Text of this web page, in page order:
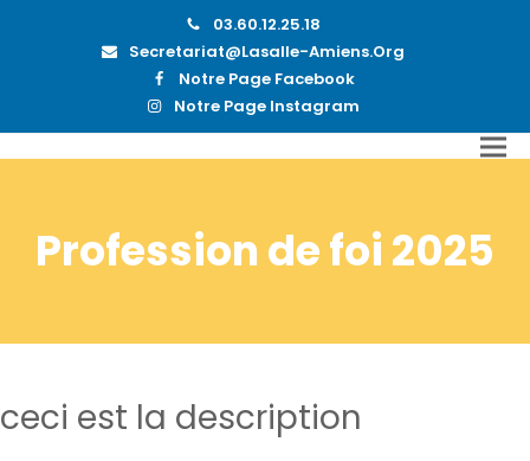
03.60.12.25.18
Secretariat@lasalle-Amiens.org
Notre Page Facebook
Notre Page Instagram
Profession de foi 2025
ceci est la description